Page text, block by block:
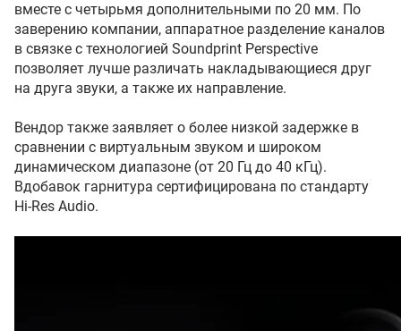
вместе с четырьмя дополнительными по 20 мм. По
заверению компании, аппаратное разделение каналов
в связке с технологией Soundprint Perspective
позволяет лучше различать накладывающиеся друг
на друга звуки, а также их направление.
Вендор также заявляет о более низкой задержке в
сравнении с виртуальным звуком и широком
динамическом диапазоне (от 20 Гц до 40 кГц).
Вдобавок гарнитура сертифицирована по стандарту
Hi-Res Audio.